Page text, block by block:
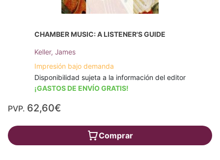
CHAMBER MUSIC: A LISTENER'S GUIDE
Keller, James
Impresión bajo demanda
Disponibilidad sujeta a la información del editor
¡GASTOS DE ENVÍO GRATIS!
PVP. 62,60€
Comprar